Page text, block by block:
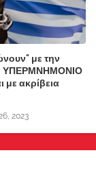
με την
ΥΠΕΡΜΝΗΜΟΝΙΟ
με ακρίβεια
2023